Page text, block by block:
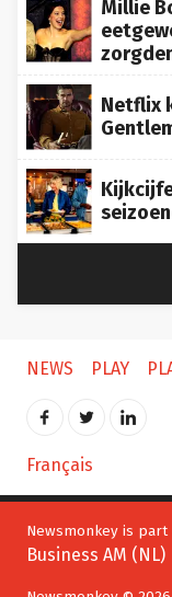
Netflix
NEWS PLAY
Français
Newsmonkey is
Business AM (NL)
Newsmonkey © 2026